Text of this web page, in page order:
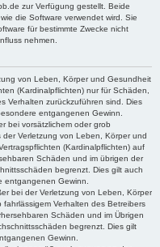
zur Verfügung gestellt. Beide
die Software verwendet wird. Sie
für bestimmte Zwecke nicht
nehmen.
von Leben, Körper und Gesundheit
(Kardinalpflichten) nur für Schäden,
Verhalten zurückzuführen sind. Dies
entgangenen Gewinn.
bei vorsätzlichem oder grob
Verletzung von Leben, Körper und
(Kardinalpflichten) auf
Schäden und im übrigen der
begrenzt. Dies gilt auch
entgangenen Gewinn.
bei der Verletzung von Leben, Körper
Verhalten des Betreibers
Schäden und im Übrigen
begrenzt. Dies gilt
Gewinn.